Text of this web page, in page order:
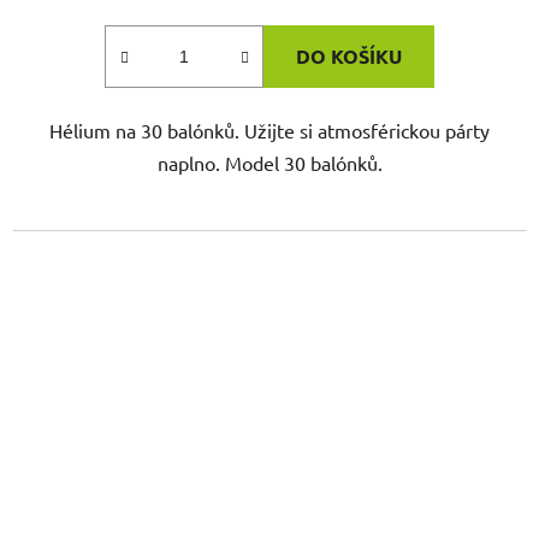
DO KOŠÍKU
Hélium na 30 balónků. Užijte si atmosférickou párty
naplno. Model 30 balónků.